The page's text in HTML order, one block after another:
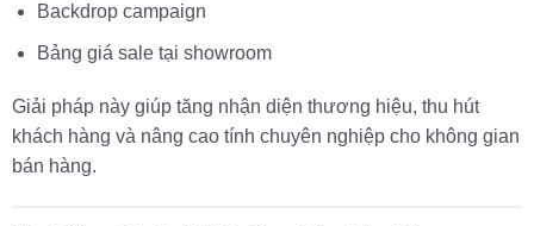
Backdrop campaign
Bảng giá sale tại showroom
Giải pháp này giúp tăng nhận diện thương hiệu, thu hút
khách hàng và nâng cao tính chuyên nghiệp cho không gian
bán hàng.